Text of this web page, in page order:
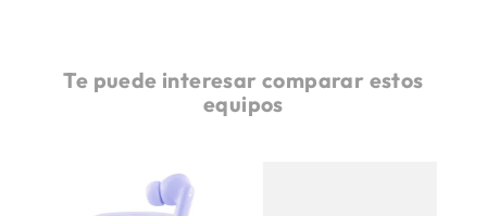
Te puede interesar comparar estos
equipos